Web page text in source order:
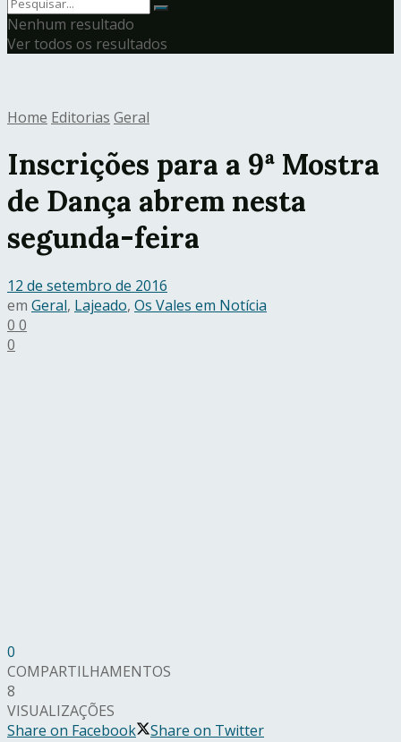
Nenhum resultado
Ver todos os resultados
Home Editorias Geral
Inscrições para a 9ª Mostra
de Dança abrem nesta
segunda-feira
12 de setembro de 2016
em Geral, Lajeado, Os Vales em Notícia
0 0
0
0
COMPARTILHAMENTOS
8
VISUALIZAÇÕES
Share on Facebook
Share on Twitter